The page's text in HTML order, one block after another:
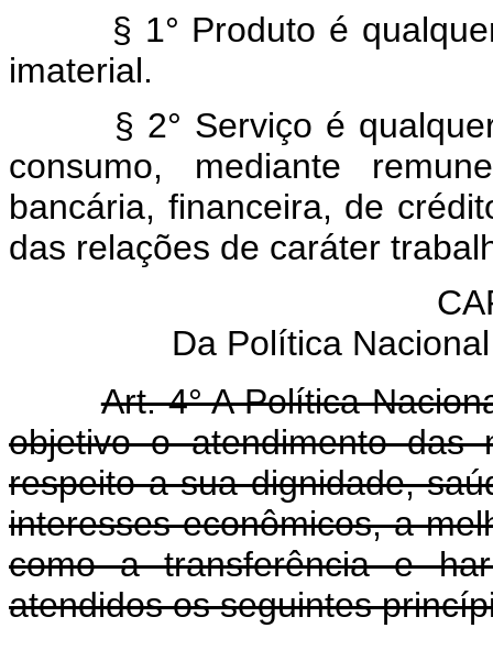
§ 1° Produto é
imaterial.
§ 2° Serviço é
consumo, mediante
bancária, financeira, de
das relações de caráter
Da Política
Art. 4° A Política
objetivo o atendimento das
respeito a sua dignidade,
interesses econômicos, a
como a transferência e
atendidos os seguintes